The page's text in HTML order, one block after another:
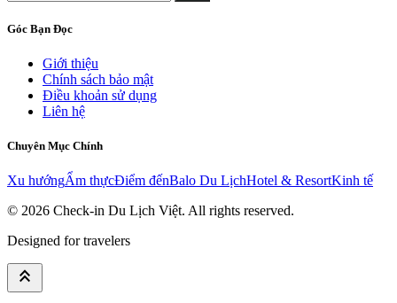
Góc Bạn Đọc
Giới thiệu
Chính sách bảo mật
Điều khoản sử dụng
Liên hệ
Chuyên Mục Chính
Xu hướngẨm thựcĐiểm đếnBalo Du LịchHotel & ResortKinh tế
© 2026 Check-in Du Lịch Việt. All rights reserved.
Designed for travelers
keyboard_double_arrow_up